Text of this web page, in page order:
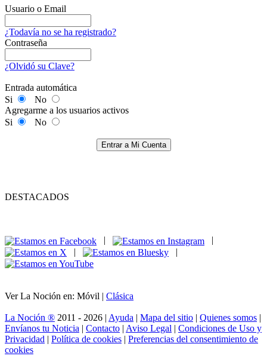
Usuario o Email
¿Todavía no se ha registrado?
Contraseña
¿Olvidó su Clave?
Entrada automática
Si
No
Agregarme a los usuarios activos
Si
No
Entrar a Mi Cuenta
DESTACADOS
|
|
Ver La Noción en: Móvil | Clásica
La Noción ® 2011 - 2026 | Ayuda | Mapa del sitio | Quienes somos |
Envíanos tu Noticia | Contacto | Aviso Legal | Condiciones de Uso y
Privacidad | Política de cookies | Preferencias del consentimiento de
cookies